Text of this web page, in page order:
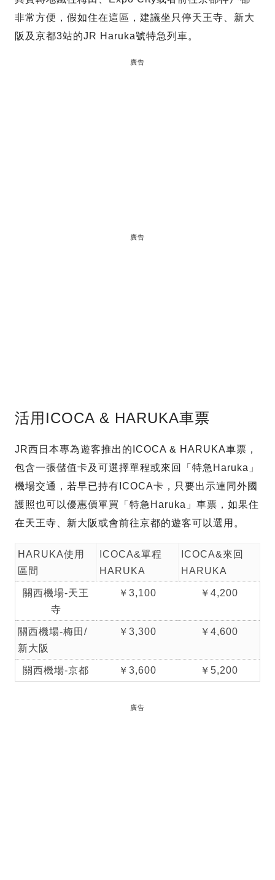
非常方便，假如住在這區，建議坐只停天王寺、新大
阪及京都3站的JR Haruka號特急列車。
廣告
廣告
活用ICOCA & HARUKA車票
JR西日本專為遊客推出的ICOCA & HARUKA車票，
包含一張儲值卡及可選擇單程或來回「特急Haruka」
機場交通，若早已持有ICOCA卡，只要出示連同外國
護照也可以優惠價單買「特急Haruka」車票，如果住
在天王寺、新大阪或會前往京都的遊客可以選用。
HARUKA使用
區間
ICOCA&單程
HARUKA
ICOCA&來回
HARUKA
關西機場-天王
寺
￥3,100 ￥4,200
關西機場-梅田/
新大阪
￥3,300 ￥4,600
關西機場-京都 ￥3,600 ￥5,200
廣告